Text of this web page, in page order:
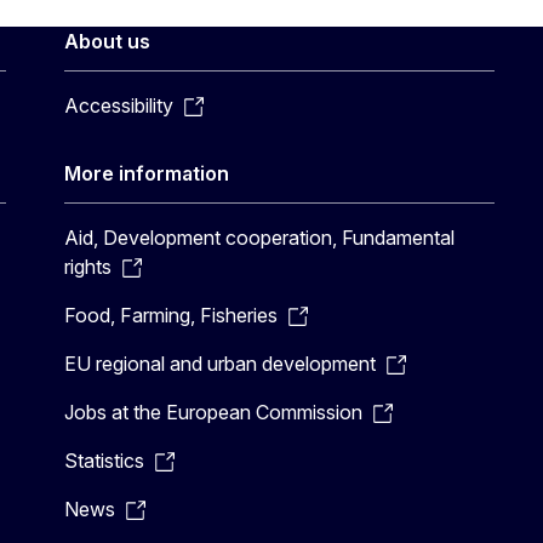
About us
Accessibility
More information
Aid, Development cooperation, Fundamental
rights
Food, Farming, Fisheries
EU regional and urban development
Jobs at the European Commission
Statistics
News